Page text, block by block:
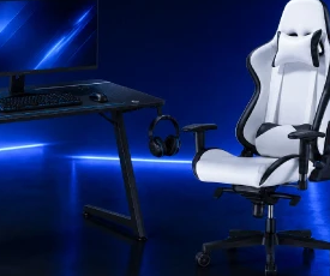
Monitor Samsung Smart 32
FHD serie M5
USD 369 USD332
ENVÍO A TODO EL PAÍS